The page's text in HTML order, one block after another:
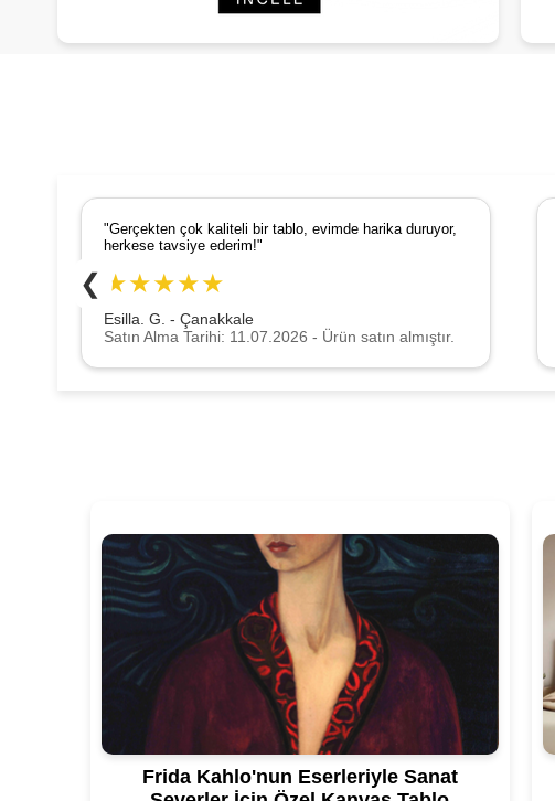
❮
"Gerçekten çok kaliteli bir tablo, evimde harika duruyor,
herkese tavsiye ederim!"
★★★★★
Esilla. G. - Çanakkale
Satın Alma Tarihi: 11.07.2026 - Ürün satın almıştır.
Frida Kahlo'nun Eserleriyle Sanat